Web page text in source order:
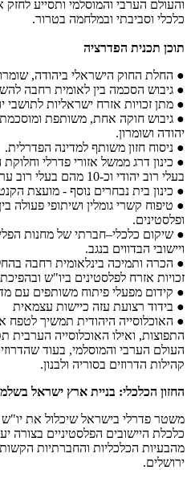
והעולם הערבי והמוסלמי ותסייע
כלכלי וסביבתי ובמלחמה בטרור.
תוכן תכנית הפדרציה
● החלת החוק הישראלי ביהודה,
● גיבוש הסכמה בין לאומית רחבה
● מתן זכויות אזרח ישראליות לתושבי
● גיבוש חוקה אחת, משותפת ומוסכמת
יהודה ושומרון.
● ניסוח חזון משותף למדינה הפדרלית.
בעלי רוב יהודי וכ-10 מהם בעלי רוב ערבי (אחד מהם בעל רוב דרוזי).
● כינון בית נבחרים נוסף - מועצת
● טיפוח קשרי גומלין ושיתופי פעולה
ופלסטינים.
● שיקום כלכלי–חברתי של מחנות
ויישובי הבדווים בנגב.
● הכרה ותמיכה בינלאומית רחבה
זכויות אזרח לפלסטינים ביו"ש
● קידום מפעלי פיתוח משותפים עם
● בידוד רצועת עזה כיישות עצמאית
● האוכלוסייה היהודית תמשיך לטפח
התפוצות, ואילו האוכלוסייה הערבית
העולם הערבי והמוסלמי, בעוד
קהילות הדרוזים בסוריה ולבנון.
החזון הכלכלי: בניית ארץ ישראל
משטר פדרלי בישראל שיכלול את יו"ש
כלכלת היישובים הפלסטיניים בצורה
מהבעיות הכלכליות והחברתיות
ירושלים.